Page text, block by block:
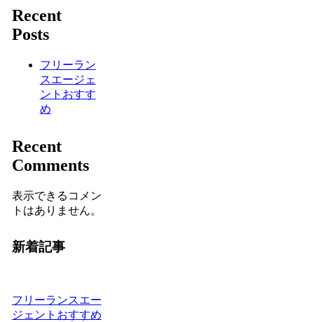
Recent
Posts
フリーラン
スエージェ
ントおすす
め
Recent
Comments
表示できるコメン
トはありません。
新着記事
フリーランスエー
ジェントおすすめ